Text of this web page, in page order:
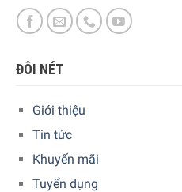
ĐÔI NÉT
Giới thiệu
Tin tức
Khuyến mãi
Tuyển dụng